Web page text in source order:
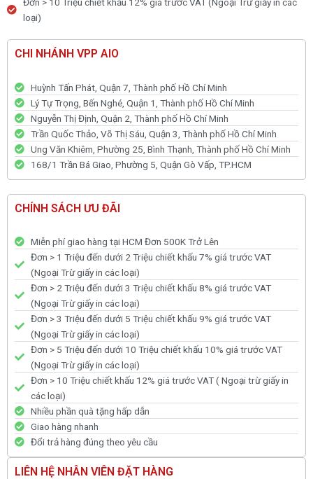
Đơn > 10 Triệu chiết khấu 12% giá trước VAT (Ngoại Trừ giấy in các
loại)
CHI NHÁNH VPP AIO
Huỳnh Tấn Phát, Quận 7, Thành phố Hồ Chí Minh
Lý Tự Trọng, Bến Nghé, Quận 1, Thành phố Hồ Chí Minh
Nguyễn Thị Định, Quận 2, Thành phố Hồ Chí Minh
Trần Quốc Thảo, Võ Thị Sáu, Quận 3, Thành phố Hồ Chí Minh
Ung Văn Khiêm, Phường 25, Bình Thạnh, Thành phố Hồ Chí Minh
168/1 Trần Bá Giao, Phường 5, Quận Gò Vấp, TP.HCM
CHÍNH SÁCH ƯU ĐÃI
Miễn phí giao hàng tại HCM Đơn 500K Trở Lên
Đơn > 1 Triệu đến dưới 2 Triệu chiết khấu 7% giá trước VAT
(Ngoại Trừ giấy in các loại)
Đơn > 2 Triệu đến dưới 3 Triệu chiết khấu 8% giá trước VAT
(Ngoại Trừ giấy in các loại)
Đơn > 3 Triệu đến dưới 5 Triệu chiết khấu 9% giá trước VAT
(Ngoại Trừ giấy in các loại)
Đơn > 5 Triệu đến dưới 10 Triệu chiết khấu 10% giá trước VAT
(Ngoại Trừ giấy in các loại)
Đơn > 10 Triệu chiết khấu 12% giá trước VAT ( Ngoại trừ giấy in
các loại)
Nhiều phần quà tặng hấp dẫn
Giao hàng nhanh
Đổi trả hàng đúng theo yêu cầu
LIÊN HỆ NHÂN VIÊN ĐẶT HÀNG